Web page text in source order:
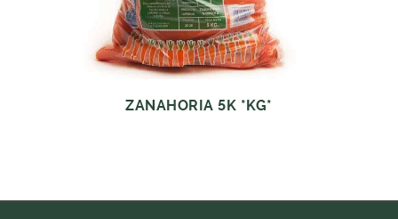
ZANAHORIA 5K *KG*